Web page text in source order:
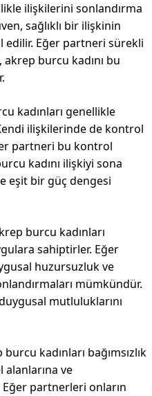
ilişkilerini sonlandırma
sağlıklı bir ilişkinin
Eğer partneri sürekli
burcu kadını bu
kadınları genellikle
ilişkilerinde de kontrol
partneri bu kontrol
kadını ilişkiyi sona
eşit bir güç dengesi
burcu kadınları
sahiptirler. Eğer
huzursuzluk ve
mümkündür.
mutluluklarını
kadınları bağımsızlık
alanlarına ve
partnerleri onların